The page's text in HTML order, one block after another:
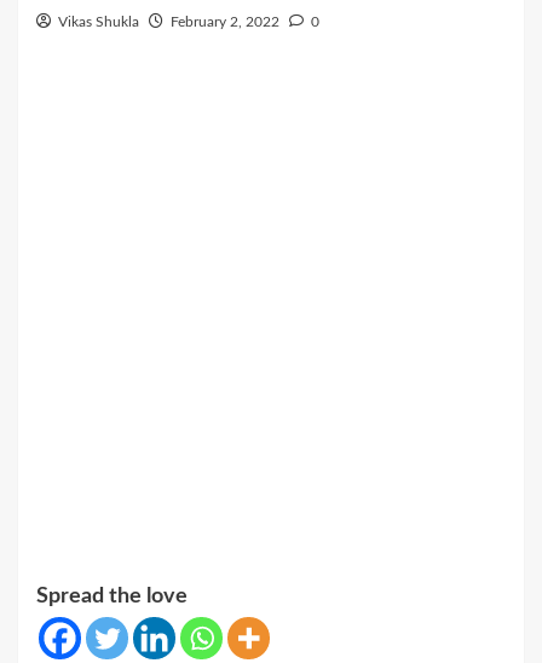
Vikas Shukla February 2, 2022 0
Spread the love